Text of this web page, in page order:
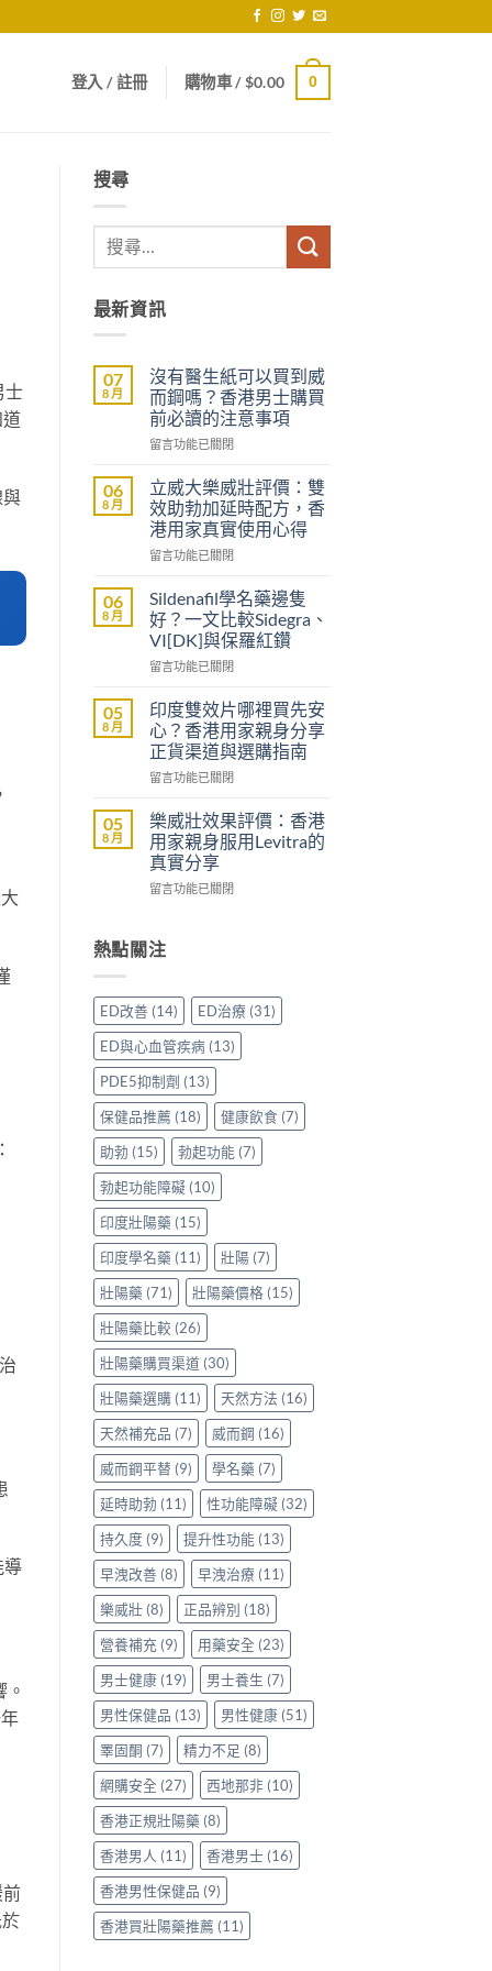
登入 / 註冊 購物車 /$0.00 0
士
導
搜尋
最新資訊
07
8 月
沒有醫生紙可以買到威
而鋼嗎？香港男士購買
前必讀的注意事項
在
有
醫
生
紙
可
買
到
威
而
鋼
香
港
男
士
購
前
必
讀
的
注
項〉
留言功能已關閉
06
8 月
立威大樂威壯評價：雙
效助勃加延時配方，香
港用家真實使用心得
在
威
大
樂
威
壯
價：
雙
效
助
勃
延
時
配
方，
香
家
使
用
心
得〉
中
留言功能已關閉
06
8 月
Sildenafil學名藥邊隻
好？一文比較Sidegra、
VI[DK]與保羅紅鑽
在
學
名
藥
邊
隻
一
文
比
較
Sidegra、
保
鑽〉
中
留言功能已關閉
05
8 月
印度雙效片哪裡買先安
心？香港用家親身分享
正貨渠道與選購指南
在
度
雙
效
片
哪
先
香
港
用
家
親
身
分
享
正
貨
渠
道
與
選
購
指
南〉
中
留言功能已關閉
05
8 月
樂威壯效果評價：香港
用家親身服用Levitra的
真實分享
在
壯
效
評
價：
香
港
用
家
親
身
服
用
Levitra
的
真
實
分
享〉
中
留言功能已關閉
熱點關注
ED改善 (14) ED治療(31)
ED與心血管疾病(13)
PDE5抑制劑 (13)
保健品推薦 (18) 健康飲食 (7)
助勃 (15) 勃起功能 (7)
勃起功能障礙(10)
印度壯陽藥 (15)
印度學名藥 (11) 壯陽(7)
壯陽藥 (71) 壯陽藥價格(15)
壯陽藥比較 (26)
壯陽藥購買渠道 (30)
壯陽藥選購(11) 天然方法 (16)
天然補充品 (7) 威而鋼 (16)
威而鋼平替 (9) 學名藥 (7)
延時助勃 (11) 性功能障礙(32)
持久度 (9) 提升性功能 (13)
早洩改善 (8) 早洩治療(11)
樂威壯(8) 正品辨別 (18)
營養補充 (9) 用藥安全 (23)
男士健康(19) 男士養生 (7)
男性保健品 (13) 男性健康(51)
睪固酮 (7) 精力不足 (8)
網購安全 (27) 西地那非(10)
香港正規壯陽藥 (8)
香港男人 (11) 香港男士(16)
香港男性保健品 (9)
香港買壯陽藥推薦 (11)